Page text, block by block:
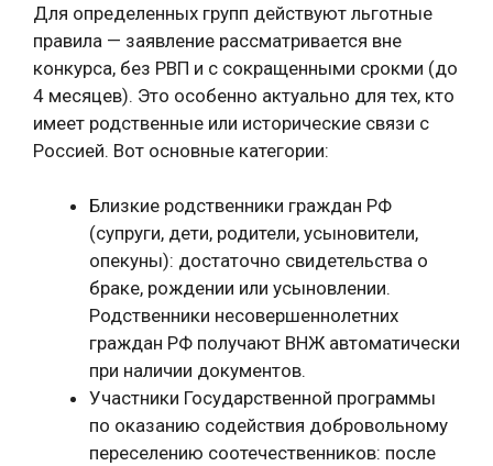
Для определенных групп действуют льготные
правила — заявление рассматривается вне
конкурса, без РВП и с сокращенными срокми (до
4 месяцев). Это особенно актуально для тех, кто
имеет родственные или исторические связи с
Россией. Вот основные категории:
Близкие родственники граждан РФ
(супруги, дети, родители, усыновители,
опекуны): достаточно свидетельства о
браке, рождении или усыновлении.
Родственники несовершеннолетних
граждан РФ получают ВНЖ автоматически
при наличии документов.
Участники Государственной программы
по оказанию содействия добровольному
переселению соотечественников: после